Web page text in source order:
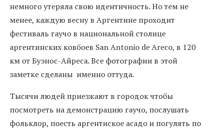
немного утеряла свою идентичность. Но тем не
менее, каждую весну в Аргентине проходит
фестиваль гаучо в национальной столице
аргентинских ковбоев San Antonio de Areco, в 120
км от Буэнос-Айреса. Все фотографии в этой
заметке сделаны именно оттуда.
Тысячи людей приезжают в городок чтобы
посмотреть на демонстрацию гаучо, послушать
фольклор, поесть аргентиское асадо и погулять по